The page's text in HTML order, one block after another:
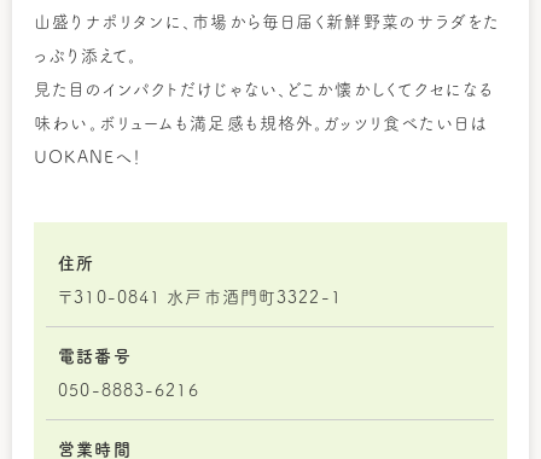
山盛りナポリタンに、市場から毎日届く新鮮野菜のサラダをた
っぷり添えて。
見た目のインパクトだけじゃない、どこか懐かしくてクセになる
味わい。ボリュームも満足感も規格外。ガッツリ食べたい日は
UOKANEへ！
住所
〒310-0841 水戸市酒門町3322-1
電話番号
050-8883-6216
営業時間